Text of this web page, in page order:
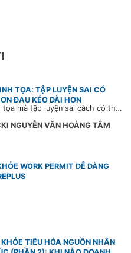
TỌA: TẬP LUYỆN SAI CÓ
ĐAU KÉO DÀI HƠN
Đau thần kinh tọa mà tập luyện sai cách có thể khiến cơn đau trở nặng và kéo dài thời gian hồi phục. Tham khảo chia sẻ của Bác sĩ CarePlus để nắm các động tác cần tránh và có góc nhìn đúng về phương pháp điều trị phù hợp trong bài viết sau.
NGUYỄN VĂN HOÀNG TÂM
WORK PERMIT DỄ DÀNG
TIÊU HÓA NGUỒN NHÂN